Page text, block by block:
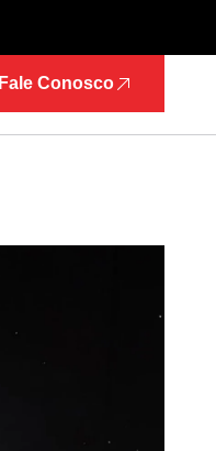
Fale Conosco